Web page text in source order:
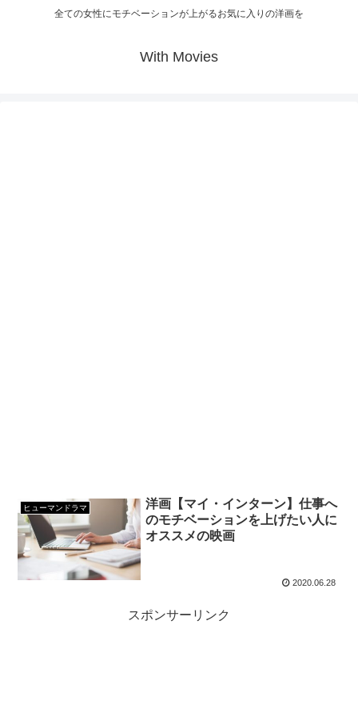
全ての女性にモチベーションが上がるお気に入りの洋画を
With Movies
ヒューマンドラマ
洋画【マイ・インターン】仕事へ
のモチベーションを上げたい人に
オススメの映画
2020.06.28
スポンサーリンク